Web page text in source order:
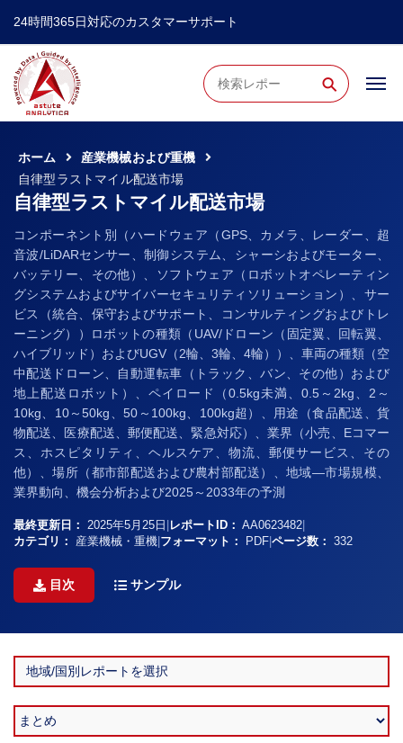
24時間365日対応のカスタマーサポート
⚲
ホーム
産業機械および重機
自律型ラストマイル配送市場
自律型ラストマイル配送市場
コンポーネント別（ハードウェア（GPS、カメラ、レーダー、超
音波/LiDARセンサー、制御システム、シャーシおよびモーター、
バッテリー、その他）、ソフトウェア（ロボットオペレーティン
グシステムおよびサイバーセキュリティソリューション）、サー
ビス（統合、保守およびサポート、コンサルティングおよびトレ
ーニング））ロボットの種類（UAV/ドローン（固定翼、回転翼、
ハイブリッド）およびUGV（2輪、3輪、4輪））、車両の種類（空
中配送ドローン、自動運転車（トラック、バン、その他）および
地上配送ロボット）、ペイロード（0.5kg未満、0.5～2kg、2～
10kg、10～50kg、50～100kg、100kg超）、用途（食品配送、貨
物配送、医療配送、郵便配送、緊急対応）、業界（小売、Eコマー
ス、ホスピタリティ、ヘルスケア、物流、郵便サービス、その
他）、場所（都市部配送および農村部配送）、地域—市場規模、
業界動向、機会分析および2025～2033年の予測
最終更新日： 2025年5月25日 レポートID： AA0623482
カテゴリ：
産業機械・重機 フォーマット： PDF ページ数： 332
目次 サンプル